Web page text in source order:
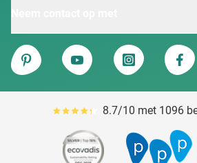
Van Heijster
Pinterest
YouTube Instagram
Gemiddeld reviewpercentage
8.7/10 met 1096